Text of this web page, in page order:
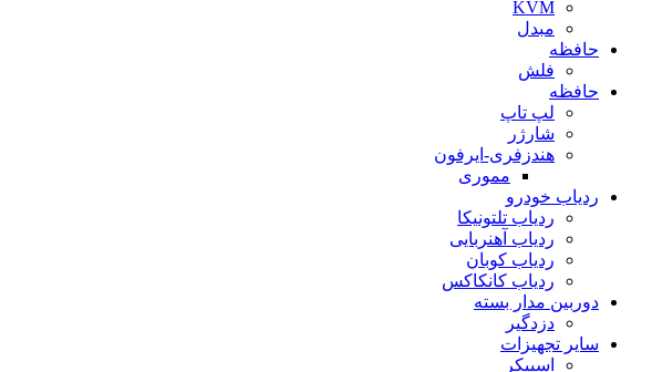
KVM
مبدل
حافظه
فلش
حافظه
لپ تاپ
شارژر
هندزفری-ایرفون
مموری
ردیاب خودرو
ردیاب تلتونیکا
ردیاب آهنربایی
ردیاب کوبان
ردیاب کانکاکس
دوربین مدار بسته
دزدگیر
سایر تجهیزات
اسپیکر